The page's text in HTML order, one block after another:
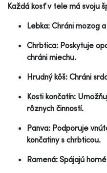
Každá kosť v tele má svoju
Lebka: Chráni mozog
Chrbtica: Poskytuje
chráni miechu.
Hrudný kôš: Chráni
Kosti končatín:
rôznych činností.
Panva: Podporuje
končatiny s chrbticou.
Ramená: Spájajú